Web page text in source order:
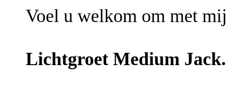
Voel u welkom om met
Lichtgroet Medium Jack.